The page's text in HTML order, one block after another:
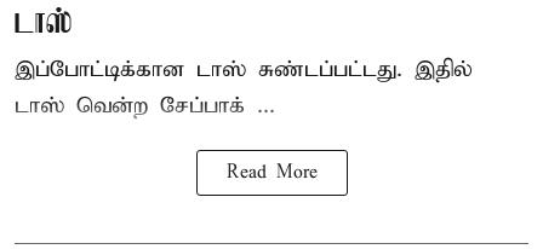
டாஸ்
இப்போட்டிக்கான டாஸ் சுண்டப்பட்டது. இதில்
டாஸ் வென்ற சேப்பாக் ...
Read More